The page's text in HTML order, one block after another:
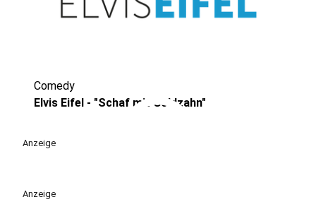
play_circle
Comedy
Elvis Eifel - "Schaf mit Goldzahn"
Anzeige
Anzeige